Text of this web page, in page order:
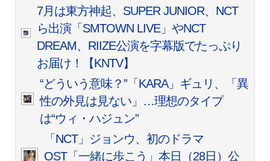
7月は東方神起、SUPER JUNIOR、NCT
ら出演「SMTOWN LIVE」やNCT
DREAM、RIIZE公演を字幕版でたっぷり
お届け！【KNTV】
“どういう意味？”「KARA」ギュリ、「異
性の外見は見ない」…理想のタイプ
は“ウィ・ハジュン”
「NCT」ジョンウ、初のドラマ
OST「一緒に歩こう」本日（28日）公